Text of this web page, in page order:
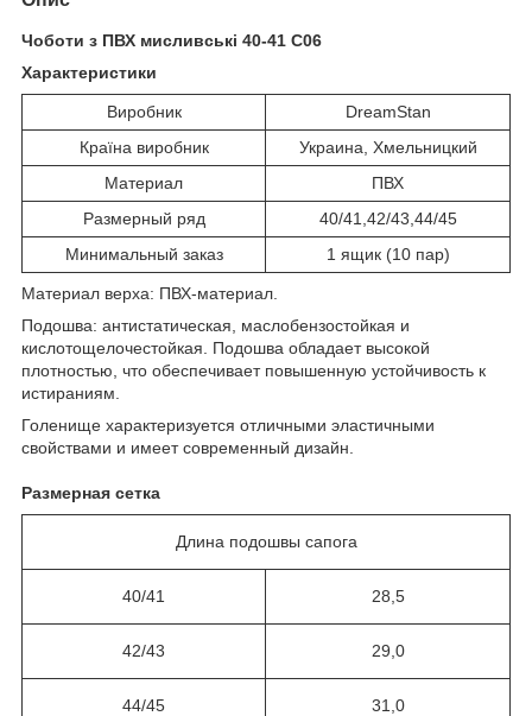
Чоботи з ПВХ мисливські 40-41 С06
Характеристики
Виробник
DreamStan
Країна виробник
Украина, Хмельницкий
Материал
ПВХ
Размерный ряд
40/41,42/43,44/45
Минимальный заказ
1 ящик (10 пар)
Материал верха: ПВХ-материал.
Подошва: антистатическая, маслобензостойкая и
кислотощелочестойкая. Подошва обладает высокой
плотностью, что обеспечивает повышенную устойчивость к
истираниям.
Голенище характеризуется отличными эластичными
свойствами и имеет современный дизайн.
Размерная сетка
Длина подошвы сапога
40/41 28,5
42/43 29,0
44/45 31,0